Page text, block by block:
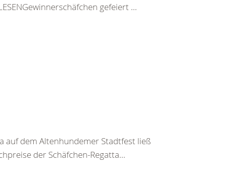
gefeiert ...
auf dem Altenhundemer Stadtfest ließ
der Schäfchen-Regatta...